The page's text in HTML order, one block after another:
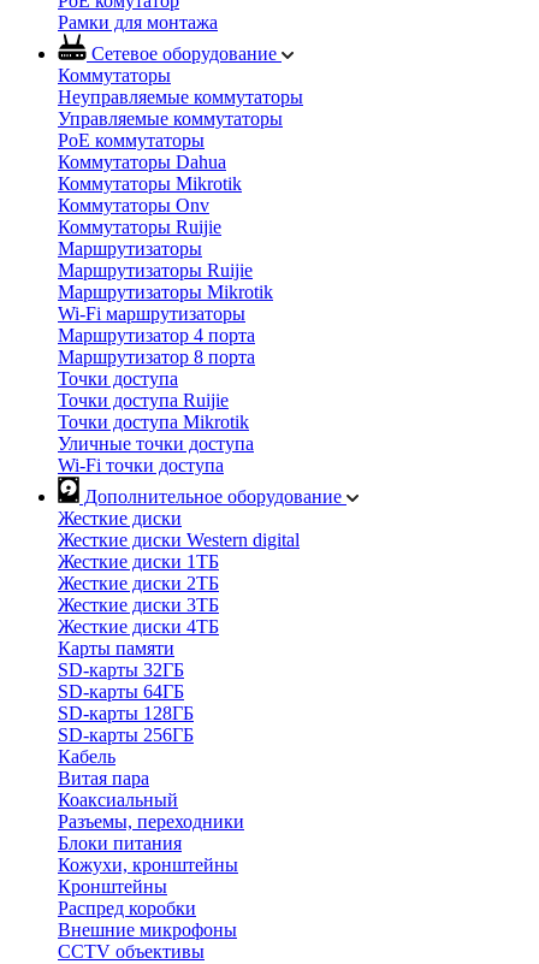
Рамки для монтажа
Сетевое оборудование
Коммутаторы
Неуправляемые коммутаторы
Управляемые коммутаторы
PoE коммутаторы
Коммутаторы Dahua
Коммутаторы Mikrotik
Коммутаторы Onv
Коммутаторы Ruijie
Маршрутизаторы
Маршрутизаторы Ruijie
Маршрутизаторы Mikrotik
Wi-Fi маршрутизаторы
Маршрутизатор 4 порта
Маршрутизатор 8 порта
Точки доступа
Точки доступа Ruijie
Точки доступа Mikrotik
Уличные точки доступа
Wi-Fi точки доступа
Дополнительное оборудование
Жесткие диски
Жесткие диски Western digital
Жесткие диски 1ТБ
Жесткие диски 2ТБ
Жесткие диски 3ТБ
Жесткие диски 4ТБ
Карты памяти
SD-карты 32ГБ
SD-карты 64ГБ
SD-карты 128ГБ
SD-карты 256ГБ
Кабель
Витая пара
Коаксиальный
Разъемы, переходники
Блоки питания
Кожухи, кронштейны
Кронштейны
Распред коробки
Внешние микрофоны
CCTV объективы